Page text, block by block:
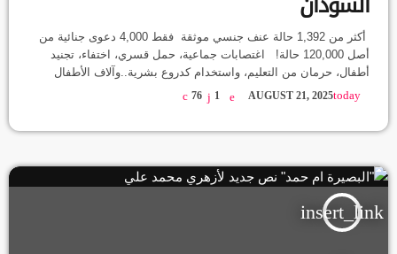
السودان
أكثر من 1,392 حالة عنف جنسي موثقة فقط 4,000 دعوى جنائية من
أصل 120,000 حالة! اغتصابات جماعية، حمل قسري، اختفاء، تجنيد
أطفال، حرمان من التعليم، واستخدام كدروع بشرية..وآلاف الأطفال
نازحون بلا مأوى أو حماية! #بالأرقام: العنف الجنسي يُستخدم كسلاح في
حرب السودان.. شاهد التفاصيل كاملة في #انفوغراف_هلا المصادر
today
AUGUST 21, 2025
76 1
insert_link